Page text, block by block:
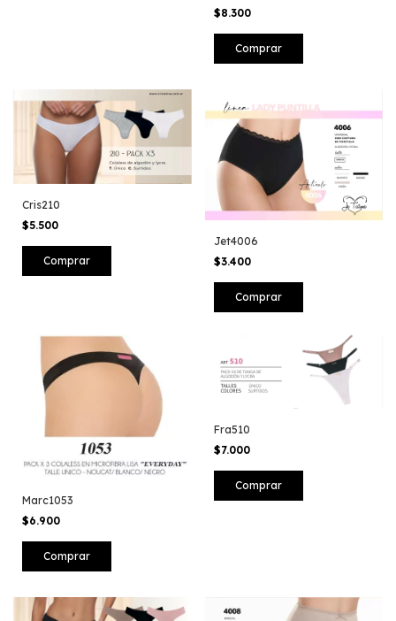
$8.300
Cris210
$5.500
Jet4006
$3.400
Comprar
Marc1053
$6.900
Fra510
$7.000